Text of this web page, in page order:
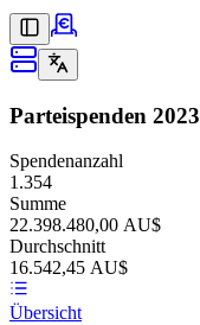
Parteispenden 2023
Spendenanzahl
1.354
Summe
22.398.480,00 AU$
Durchschnitt
16.542,45 AU$
Übersicht